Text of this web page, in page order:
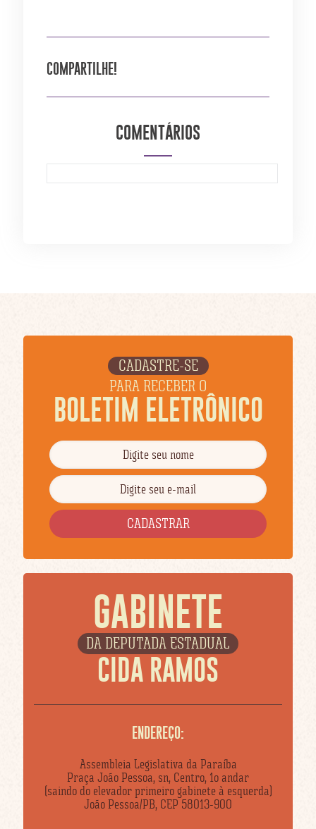
COMPARTILHE!
COMENTÁRIOS
CADASTRE-SE
PARA RECEBER O
BOLETIM ELETRÔNICO
GABINETE
DA DEPUTADA ESTADUAL
CIDA RAMOS
ENDEREÇO:
Assembleia Legislativa da Paraíba
Praça João Pessoa, sn, Centro, 1o andar
(saindo do elevador primeiro gabinete à esquerda)
João Pessoa/PB, CEP 58013-900